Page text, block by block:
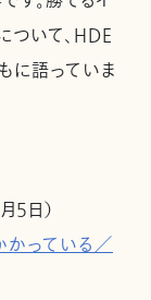
ついて、HDE
に語っていま
日）
かっている／